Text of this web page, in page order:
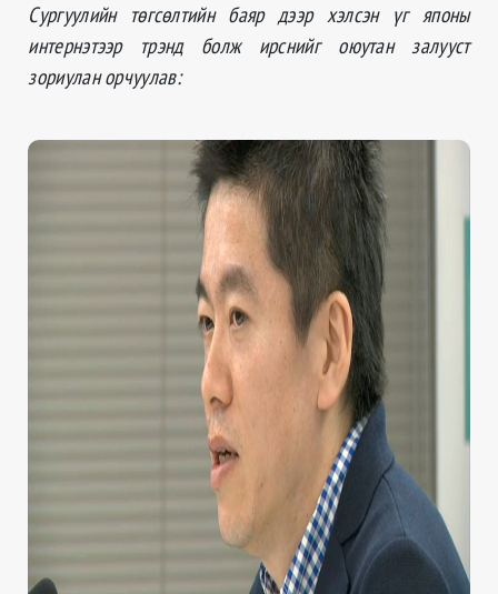
Сургуулийн төгсөлтийн баяр дээр хэлсэн үг японы
интернэтээр трэнд болж ирснийг оюутан залууст
зориулан орчуулав: